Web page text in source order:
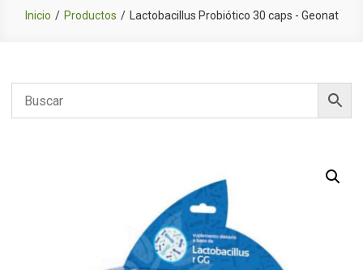
Inicio Productos Lactobacillus Probiótico 30 caps - Geonat